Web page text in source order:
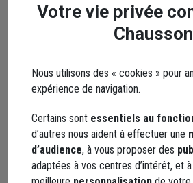
+ 2 modèles
8/14
Code
Choisir une agence pour vérifier le stock
Trouver du stock en agence
Livraison disponible selon stock agence
Votre vie privée
Chausson
Nous utilisons des « cookies » pour
expérience de navigation.
Certains sont essentiels au
d’autres nous aident à effectuer une
d’audience, à vous proposer des
adaptées à vos centres d’intérêt, et